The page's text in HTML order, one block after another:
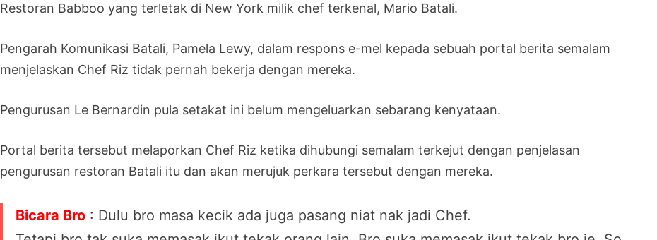
Restoran Babboo yang terletak di New York milik chef terkenal, Mario Batali.
Pengarah Komunikasi Batali, Pamela Lewy, dalam respons e-mel kepada sebuah portal berita semalam
menjelaskan Chef Riz tidak pernah bekerja dengan mereka.
Pengurusan Le Bernardin pula setakat ini belum mengeluarkan sebarang kenyataan.
Portal berita tersebut melaporkan Chef Riz ketika dihubungi semalam terkejut dengan penjelasan
pengurusan restoran Batali itu dan akan merujuk perkara tersebut dengan mereka.
Bicara Bro : Dulu bro masa kecik ada juga pasang niat nak jadi Chef.